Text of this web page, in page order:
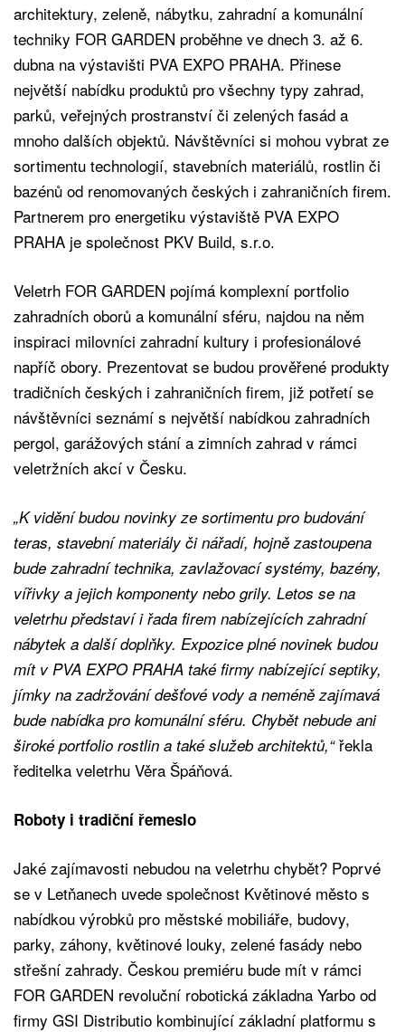
architektury, zeleně, nábytku, zahradní a komunální
techniky FOR GARDEN proběhne ve dnech 3. až 6.
dubna na výstavišti PVA EXPO PRAHA. Přinese
největší nabídku produktů pro všechny typy zahrad,
parků, veřejných prostranství či zelených fasád a
mnoho dalších objektů. Návštěvníci si mohou vybrat ze
sortimentu technologií, stavebních materiálů, rostlin či
bazénů od renomovaných českých i zahraničních firem.
Partnerem pro energetiku výstaviště PVA EXPO
PRAHA je společnost PKV Build, s.r.o.
Veletrh FOR GARDEN pojímá komplexní portfolio
zahradních oborů a komunální sféru, najdou na něm
inspiraci milovníci zahradní kultury i profesionálové
napříč obory. Prezentovat se budou prověřené produkty
tradičních českých i zahraničních firem, již potřetí se
návštěvníci seznámí s největší nabídkou zahradních
pergol, garážových stání a zimních zahrad v rámci
veletržních akcí v Česku.
„K vidění budou novinky ze sortimentu pro budování
teras, stavební materiály či nářadí, hojně zastoupena
bude zahradní technika, zavlažovací systémy, bazény,
vířivky a jejich komponenty nebo grily. Letos se na
veletrhu představí i řada firem nabízejících zahradní
nábytek a další doplňky. Expozice plné novinek budou
mít v PVA EXPO PRAHA také firmy nabízející septiky,
jímky na zadržování dešťové vody a neméně zajímavá
bude nabídka pro komunální sféru. Chybět nebude ani
široké portfolio rostlin a také služeb architektů,“řekla
ředitelka veletrhu Věra Špáňová.
Roboty i tradiční řemeslo
Jaké zajímavosti nebudou na veletrhu chybět? Poprvé
se v Letňanech uvede společnost Květinové město s
nabídkou výrobků pro městské mobiliáře, budovy,
parky, záhony, květinové louky, zelené fasády nebo
střešní zahrady. Českou premiéru bude mít v rámci
FOR GARDEN revoluční robotická základna Yarbo od
firmy GSI Distributio kombinující základní platformu s